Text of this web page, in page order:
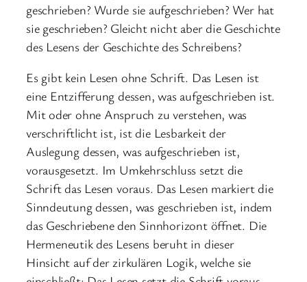
geschrieben? Wurde sie aufgeschrieben? Wer hat
sie geschrieben? Gleicht nicht aber die Geschichte
des Lesens der Geschichte des Schreibens?
Es gibt kein Lesen ohne Schrift. Das Lesen ist
eine Entzifferung dessen, was aufgeschrieben ist.
Mit oder ohne Anspruch zu verstehen, was
verschriftlicht ist, ist die Lesbarkeit der
Auslegung dessen, was aufgeschrieben ist,
vorausgesetzt. Im Umkehrschluss setzt die
Schrift das Lesen voraus. Das Lesen markiert die
Sinndeutung dessen, was geschrieben ist, indem
das Geschriebene den Sinnhorizont öffnet. Die
Hermeneutik des Lesens beruht in dieser
Hinsicht auf der zirkulären Logik, welche sie